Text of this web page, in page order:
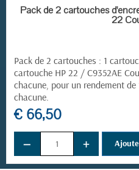
EN
Pack de 2 cartouches
22
Pack de 2 cartouches : 1
cartouche HP 22 / C9352AE
chacune, pour un rendement
chacune.
€ 66,50
− +